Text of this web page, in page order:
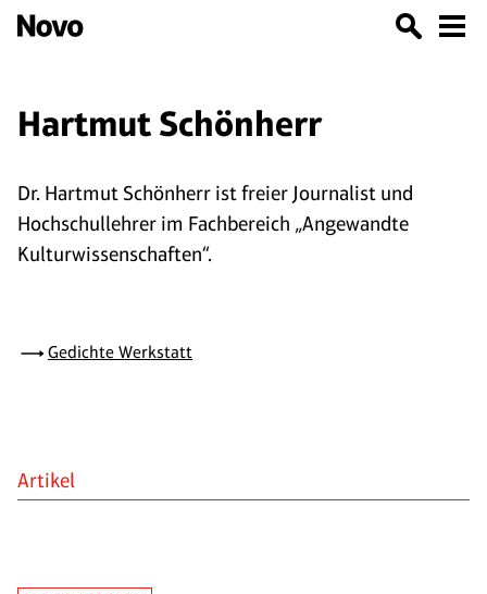
Hartmut Schönherr
Dr. Hartmut Schönherr ist freier Journalist und
Hochschullehrer im Fachbereich „Angewandte
Kulturwissenschaften“.
Gedichte Werkstatt
Artikel